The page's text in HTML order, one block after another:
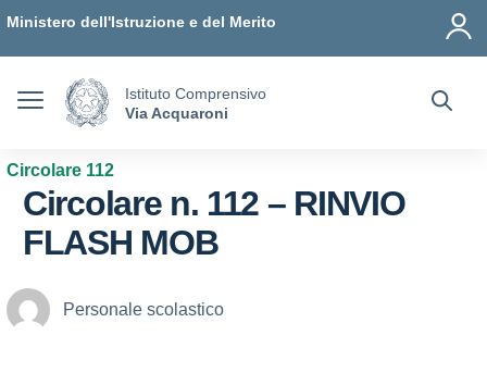
Ministero dell'Istruzione e del Merito
Istituto Comprensivo
Via Acquaroni
Circolare 112
Circolare n. 112 – RINVIO
FLASH MOB
Personale scolastico